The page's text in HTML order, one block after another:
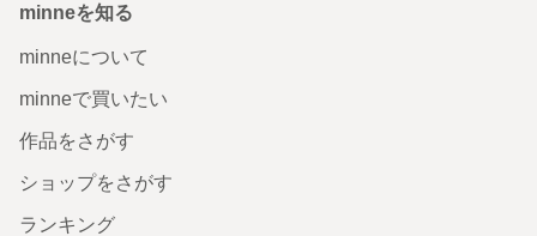
minneを知る
minneについて
minneで買いたい
作品をさがす
ショップをさがす
ランキング